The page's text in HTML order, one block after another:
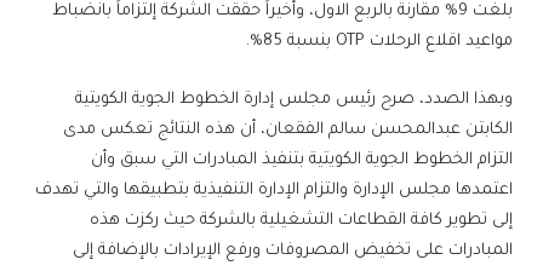
بلغت 9% مقارنة بالربع الاول، وأخيراً حققت الشركة إلتزاماً بانضباط
مواعيد اقلاع الرحلات OTP بنسبة 85%.
وبهذا الصدد، صرح رئيس مجلس إدارة الخطوط الجوية الكويتية
الكابتن عبدالمحسن سالم الفقعان، أن هذه النتائج تعكس مدى
التزام الخطوط الجوية الكويتية بتنفيذ المبادرات التي سبق وأن
اعتمدها مجلس الإدارة والتزام الإدارة التنفيذية بتطبيقها والتي تهدف
إلى تطوير كافة القطاعات التشغيلية بالشركة حيث ركزت هذه
المبادرات على تخفيض المصروفات ورفع الإيرادات بالإضافة إلى